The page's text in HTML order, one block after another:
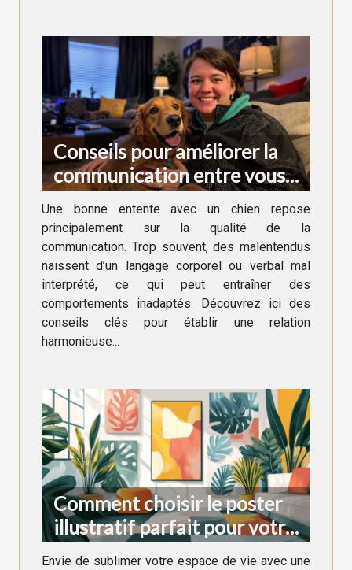
Conseils pour améliorer la
communication entre vous
et votre chien
Une bonne entente avec un chien repose
principalement sur la qualité de la
communication. Trop souvent, des malentendus
naissent d’un langage corporel ou verbal mal
interprété, ce qui peut entraîner des
comportements inadaptés. Découvrez ici des
conseils clés pour établir une relation
harmonieuse...
Comment choisir le poster
illustratif parfait pour votre
décoration intérieure
Envie de sublimer votre espace de vie avec une